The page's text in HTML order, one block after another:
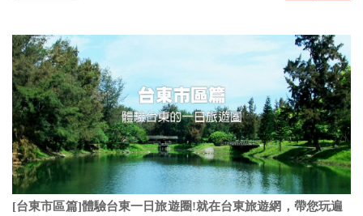
[台東市區篇]體驗台東一日旅遊圈!就在台東旅遊網，帶您玩遍